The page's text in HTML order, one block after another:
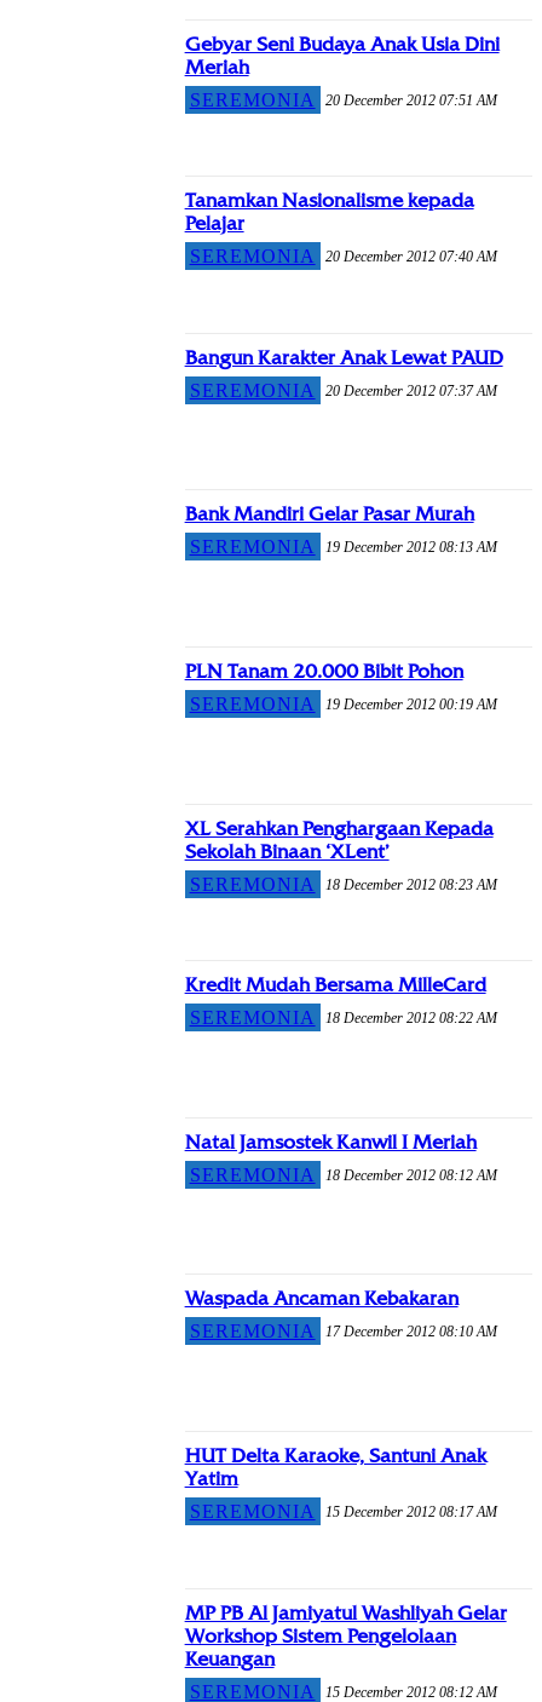
Gebyar Seni Budaya Anak Usia Dini
Meriah
SEREMONIA 20 December 2012 07:51 AM
Tanamkan Nasionalisme kepada
Pelajar
SEREMONIA 20 December 2012 07:40 AM
Bangun Karakter Anak Lewat PAUD
SEREMONIA 20 December 2012 07:37 AM
Bank Mandiri Gelar Pasar Murah
SEREMONIA 19 December 2012 08:13 AM
PLN Tanam 20.000 Bibit Pohon
SEREMONIA 19 December 2012 00:19 AM
XL Serahkan Penghargaan Kepada
Sekolah Binaan ‘XLent’
SEREMONIA 18 December 2012 08:23 AM
Kredit Mudah Bersama MilleCard
SEREMONIA 18 December 2012 08:22 AM
Natal Jamsostek Kanwil I Meriah
SEREMONIA 18 December 2012 08:12 AM
Waspada Ancaman Kebakaran
SEREMONIA 17 December 2012 08:10 AM
HUT Delta Karaoke, Santuni Anak
Yatim
SEREMONIA 15 December 2012 08:17 AM
MP PB Al Jamiyatul Washliyah Gelar
Workshop Sistem Pengelolaan
Keuangan
SEREMONIA 15 December 2012 08:12 AM